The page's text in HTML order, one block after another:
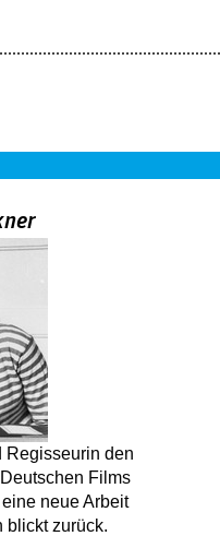
Regisseurin den
Films
neue Arbeit
blickt zurück.